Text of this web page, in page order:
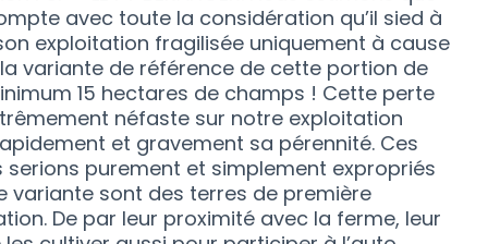
avec toute la considération qu’il sied à
exploitation fragilisée uniquement à cause
variante de référence de cette portion de
15 hectares de champs ! Cette perte
néfaste sur notre exploitation
et gravement sa pérennité. Ces
purement et simplement expropriés
variante sont des terres de première
De par leur proximité avec la ferme, leur